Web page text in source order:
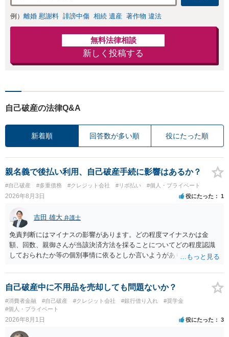
例） 離婚 慰謝料 誹謗中傷 相続 遺産 著作物 違法
無料法律相談
新しく投稿する
自己破産の法律Q&A
新着順 回答数が多い順 役にたった順
親名義で後払い利用、自己破産手続に影響はあるか？
#自己破産 #多重債務 #クレジット会社 #リボ払い #個人・プライベート
2026年8月3日 役にたった 1
吉田 雄大 弁護士
免責判断にはマイナスの影響があります。どの程度マイナスかは金
額、回数、親御さんが当該決済方法を採ることについてどの程度認識
しておられたか等の個別事情に依るとしか言いようがありません。 と
なって相談し、善後策を考えることをお勧めします。
自己破産中に不用品を売却しても問題ないか？
#消費者金融 #自己破産 #クレジット会社 #銀行借り入れ
#奨学金
#個人・プライベート
2026年8月1日 役にたった 3